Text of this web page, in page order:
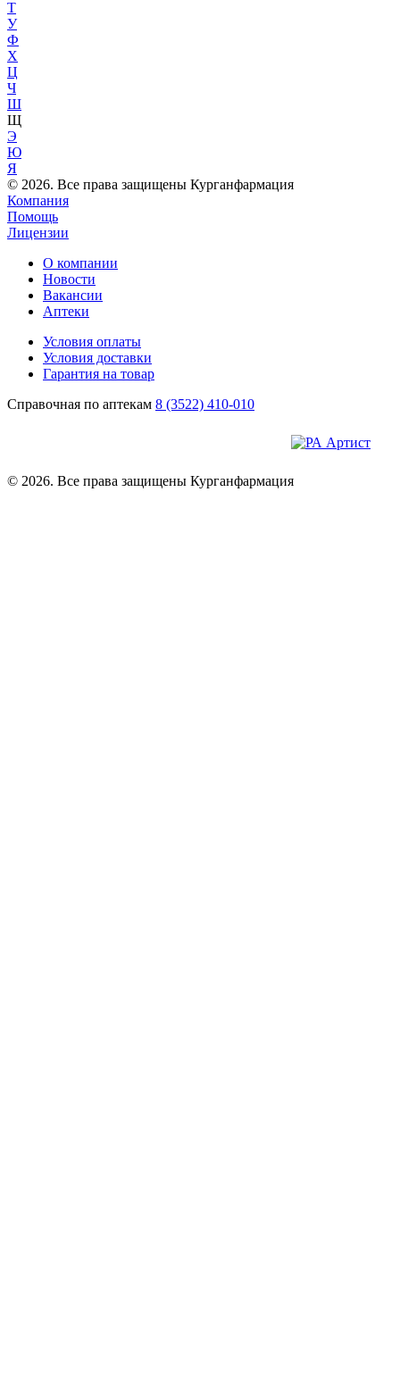
Т
У
Ф
Х
Ц
Ч
Ш
Щ
Э
Ю
Я
© 2026. Все права защищены Курганфармация
Компания
Помощь
Лицензии
О компании
Новости
Вакансии
Аптеки
Условия оплаты
Условия доставки
Гарантия на товар
Справочная по аптекам 8 (3522) 410-010
© 2026. Все права защищены Курганфармация